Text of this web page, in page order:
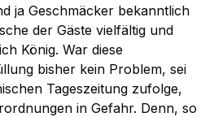
ja Geschmäcker bekanntlich
der Gäste vielfältig und
König. War diese
bisher kein Problem, sei
Tageszeitung zufolge,
in Gefahr. Denn, so